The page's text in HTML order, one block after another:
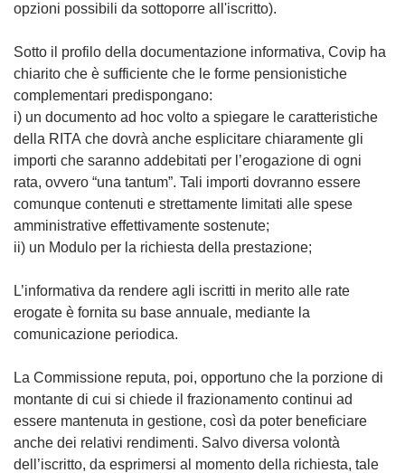
opzioni possibili da sottoporre all'iscritto).
Sotto il profilo della documentazione informativa, Covip ha
chiarito che è sufficiente che le forme pensionistiche
complementari predispongano:
i) un documento ad hoc volto a spiegare le caratteristiche
della RITA che dovrà anche esplicitare chiaramente gli
importi che saranno addebitati per l’erogazione di ogni
rata, ovvero “una tantum”. Tali importi dovranno essere
comunque contenuti e strettamente limitati alle spese
amministrative effettivamente sostenute;
ii) un Modulo per la richiesta della prestazione;
L’informativa da rendere agli iscritti in merito alle rate
erogate è fornita su base annuale, mediante la
comunicazione periodica.
La Commissione reputa, poi, opportuno che la porzione di
montante di cui si chiede il frazionamento continui ad
essere mantenuta in gestione, così da poter beneficiare
anche dei relativi rendimenti. Salvo diversa volontà
dell’iscritto, da esprimersi al momento della richiesta, tale